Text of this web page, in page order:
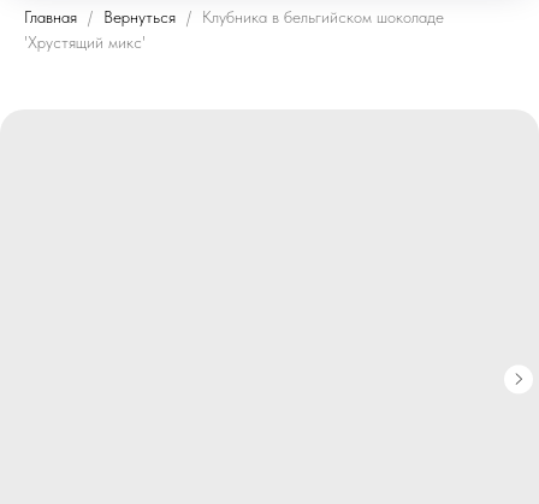
Главная Вернуться
Клубника в бельгийском шоколаде
'Хрустящий микс'